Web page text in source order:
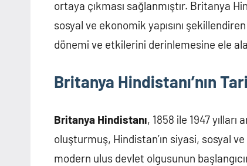
ortaya çıkması sağlanmıştır. Britanya
sosyal ve ekonomik yapısını
dönemi ve etkilerini derinlemesine ele
Britanya Hindistanı’nın
Britanya Hindistanı, 1858 ile 1947
oluşturmuş, Hindistan’ın siyasi, sosyal
modern ulus devlet olgusunun